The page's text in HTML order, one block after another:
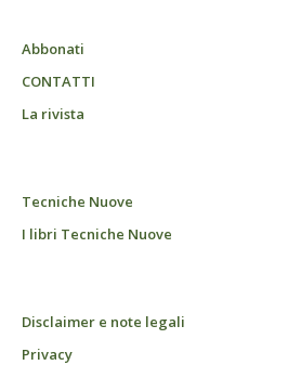
Abbonati
CONTATTI
La rivista
Tecniche Nuove
I libri Tecniche Nuove
Disclaimer e note legali
Privacy